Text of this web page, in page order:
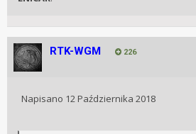
RTK-WGM 226
Napisano 12 Października 2018